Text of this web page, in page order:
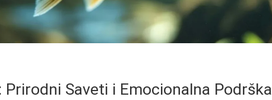
Prirodni Saveti i Emocionalna Podrška